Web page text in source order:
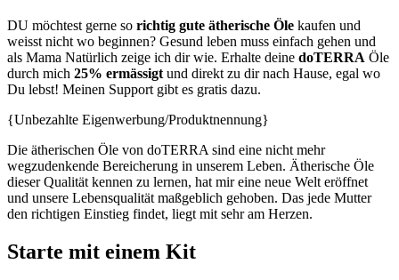
DU möchtest gerne so richtig gute ätherische Öle kaufen und
weisst nicht wo beginnen? Gesund leben muss einfach gehen und
als Mama Natürlich zeige ich dir wie. Erhalte deine doTERRA Öle
durch mich 25% ermässigt und direkt zu dir nach Hause, egal wo
Du lebst! Meinen Support gibt es gratis dazu.
{Unbezahlte Eigenwerbung/Produktnennung}
Die ätherischen Öle von doTERRA sind eine nicht mehr
wegzudenkende Bereicherung in unserem Leben. Ätherische Öle
dieser Qualität kennen zu lernen, hat mir eine neue Welt eröffnet
und unsere Lebensqualität maßgeblich gehoben. Das jede Mutter
den richtigen Einstieg findet, liegt mit sehr am Herzen.
Starte mit einem Kit